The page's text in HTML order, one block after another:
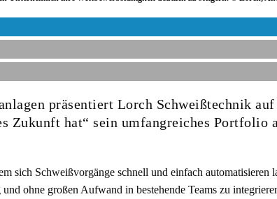
präsentiert Lorch Schweißtechnik auf
Zukunft hat“ sein umfangreiches Portfolio
sich Schweißvorgänge schnell und einfach automatisieren
ohne großen Aufwand in bestehende Teams zu